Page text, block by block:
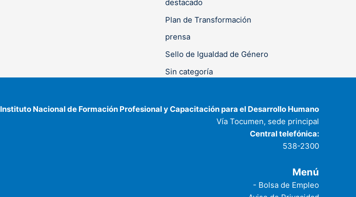
destacado
Plan de Transformación
prensa
Sello de Igualdad de Género
Sin categoría
Instituto Nacional de Formación Profesional y Capacitación para el Desarrollo Humano
Vía Tocumen, sede principal
Central telefónica:
538-2300
Menú
- Bolsa de Empleo